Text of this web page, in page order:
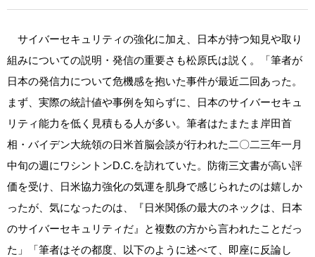
サイバーセキュリティの強化に加え、日本が持つ知見や取り
組みについての説明・発信の重要さも松原氏は説く。「筆者が
日本の発信力について危機感を抱いた事件が最近二回あった。
まず、実際の統計値や事例を知らずに、日本のサイバーセキュ
リティ能力を低く見積もる人が多い。筆者はたまたま岸田首
相・バイデン大統領の日米首脳会談が行われた二〇二三年一月
中旬の週にワシントンD.C.を訪れていた。防衛三文書が高い評
価を受け、日米協力強化の気運を肌身で感じられたのは嬉しか
ったが、気になったのは、『日米関係の最大のネックは、日本
のサイバーセキュリティだ』と複数の方から言われたことだっ
た」「筆者はその都度、以下のように述べて、即座に反論し